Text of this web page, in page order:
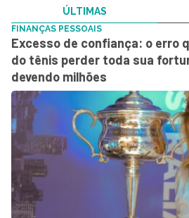
ÚLTIMAS
FINANÇAS PESSOAIS
Excesso de confiança: o erro
do tênis perder toda sua
devendo milhões